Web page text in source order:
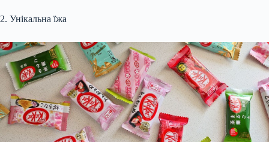
2. Унікальна їжа